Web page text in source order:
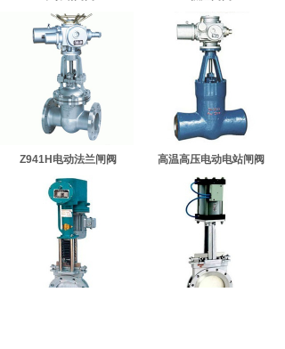
Z941H电动法兰闸阀 高温高压电动电站闸阀
专业从事高端控制阀的科研设计、制
造、销售、技术交流、进出口贸易于一
体的现代化实体企业。
十多年来，我们执著于控制阀及驱动执
行机构的研发和探索，以极致的态度对
产品精雕细琢、精益求精，成就独特的